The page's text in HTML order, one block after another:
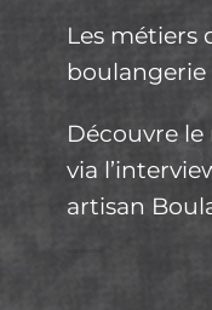
Les métiers
boulangerie
Découvre le
via
artisan